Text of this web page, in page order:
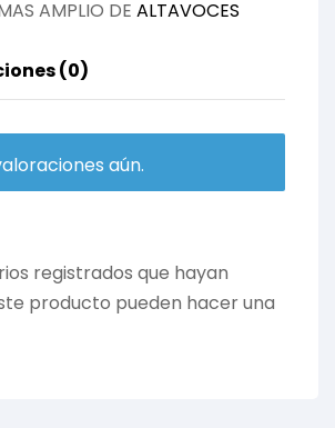
AMPLIO DE ALTAVOCES
(0)
aún.
registrados que hayan
producto pueden hacer una